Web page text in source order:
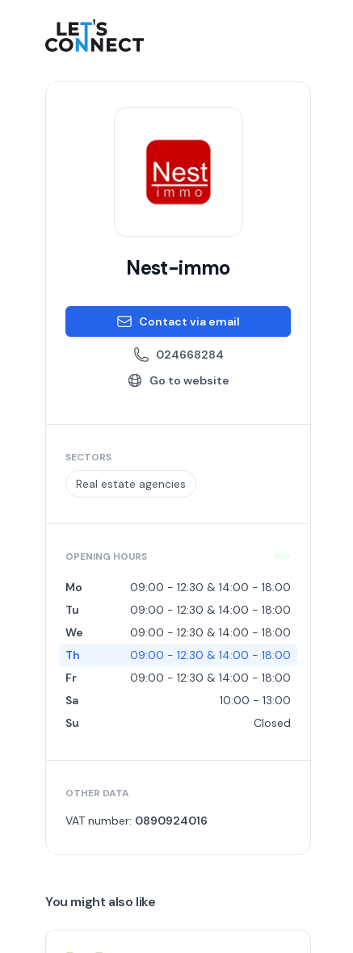
Let's Connect
Nest-immo
Contact via email
024668284
Go to website
SECTORS
Real estate agencies
OPENING HOURS
Mo
09:00 - 12:30 & 14:00 - 18:00
Tu
09:00 - 12:30 & 14:00 - 18:00
We
09:00 - 12:30 & 14:00 - 18:00
Th
09:00 - 12:30 & 14:00 - 18:00
Fr
09:00 - 12:30 & 14:00 - 18:00
Sa
10:00 - 13:00
Su
Closed
OTHER DATA
VAT number: 0890924016
You might also like